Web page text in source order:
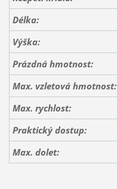
Délka:
Výška:
Prázdná hmotnost:
Max. vzletová hmotnost:
Max. rychlost:
Praktický dostup:
Max. dolet: